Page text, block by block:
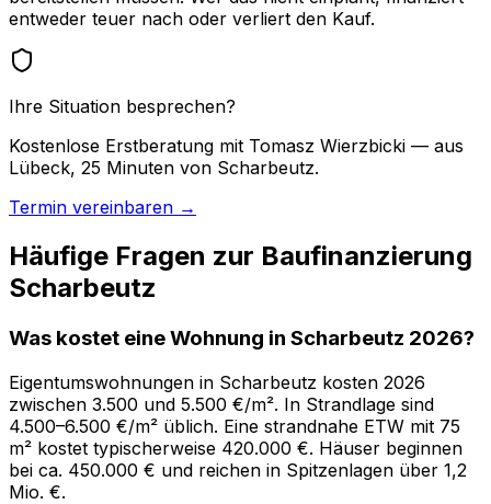
entweder teuer nach oder verliert den Kauf.
Ihre Situation besprechen?
Kostenlose Erstberatung mit Tomasz Wierzbicki — aus
Lübeck, 25 Minuten von Scharbeutz.
Termin vereinbaren →
Häufige Fragen zur Baufinanzierung
Scharbeutz
Was kostet eine Wohnung in Scharbeutz 2026?
Eigentumswohnungen in Scharbeutz kosten 2026
zwischen 3.500 und 5.500 €/m². In Strandlage sind
4.500–6.500 €/m² üblich. Eine strandnahe ETW mit 75
m² kostet typischerweise 420.000 €. Häuser beginnen
bei ca. 450.000 € und reichen in Spitzenlagen über 1,2
Mio. €.